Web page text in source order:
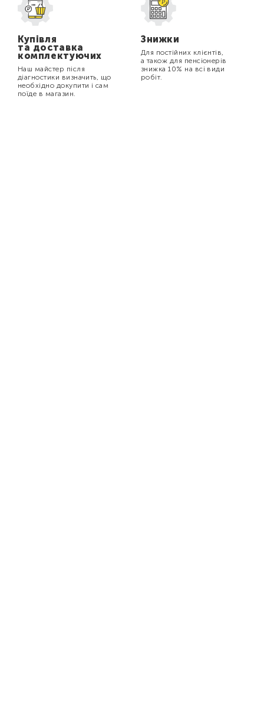
Купівля
та доставка
комплектуючих
Наш майстер після
діагностики визначить, що
необхідно докупити і сам
поїде в магазин.
Знижки
Для постійних клієнтів,
а також для пенсіонерів
знижка 10% на всі види
робіт.